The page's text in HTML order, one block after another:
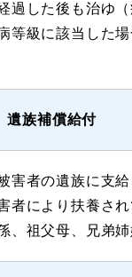
過した後も治ゆ（
等級に該当した場
遺族補償給付
害者の遺族に支
者により扶養さ
、祖父母、兄弟姉